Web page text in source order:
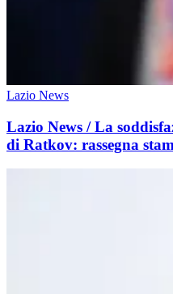
Lazio News
Lazio News / La
di Ratkov: rassegna